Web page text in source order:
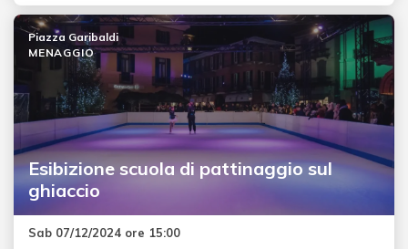
Esibizione scuola di pattinaggio sul
ghiaccio
Piazza Garibaldi
MENAGGIO
Sab 07/12/2024 ore 15:00